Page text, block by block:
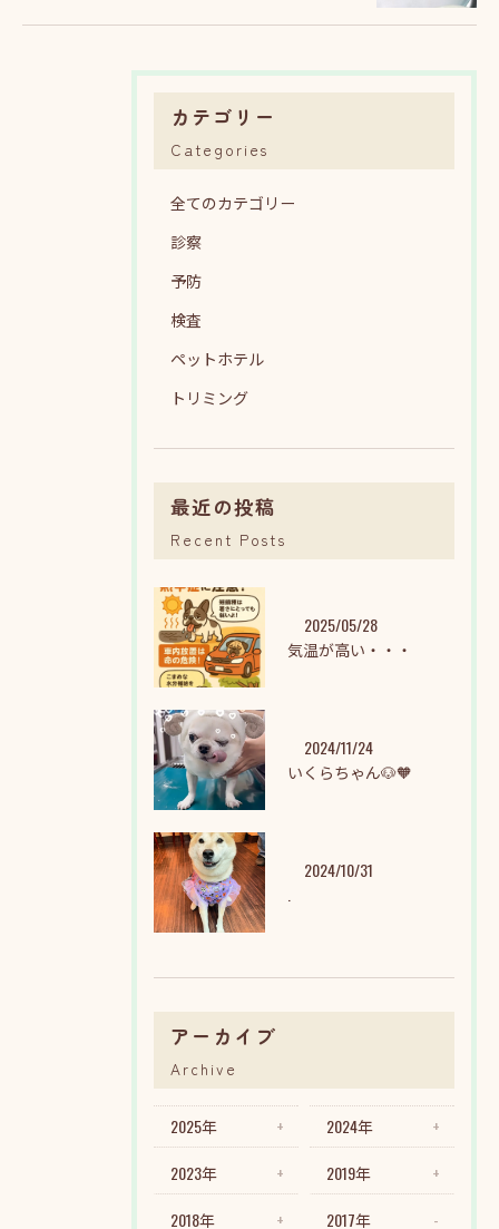
カテゴリー
Categories
全てのカテゴリー
診察
予防
検査
ペットホテル
トリミング
最近の投稿
Recent Posts
2025/05/28
気温が高い・・・
2024/11/24
いくらちゃん🐶🧡
2024/10/31
アーカイブ
Archive
2025年
2024年
2023年
2019年
2018年
2017年